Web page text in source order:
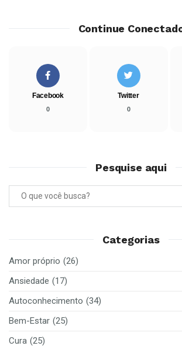
Continue
Facebook
0
Twitter
0
Pesquise aqui
Categorias
Amor próprio (26)
Ansiedade (17)
Autoconhecimento (34)
Bem-Estar (25)
Cura (25)